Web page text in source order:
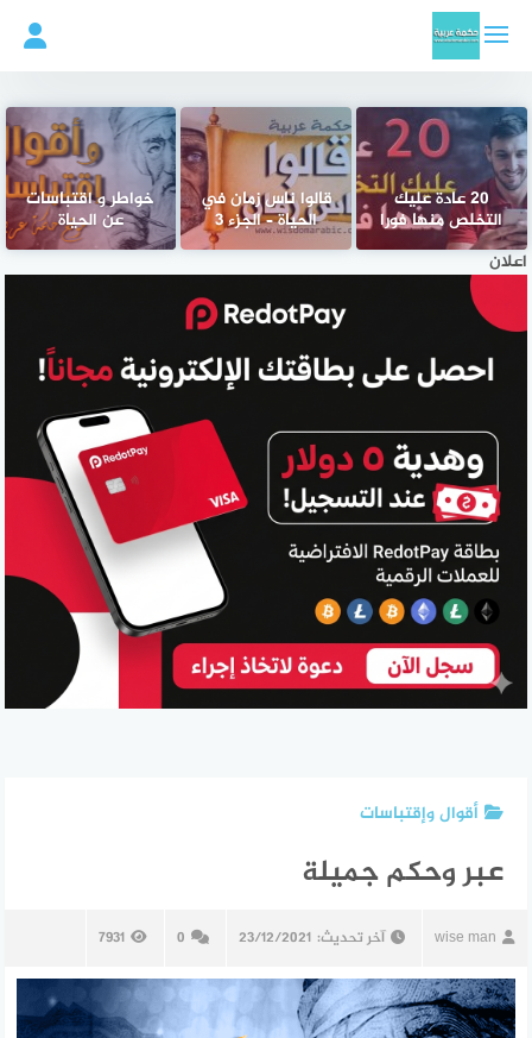
المحتوى
20 عادة عليك
التخلص منها فورا
قالوا ناس زمان في
الحياة – الجزء 3
خواطر و اقتباسات
عن الحياة
اعلان
أقوال وإقتباسات
عبر وحكم جميلة
wise man آخر تحديث: 23/12/2021
0
7931